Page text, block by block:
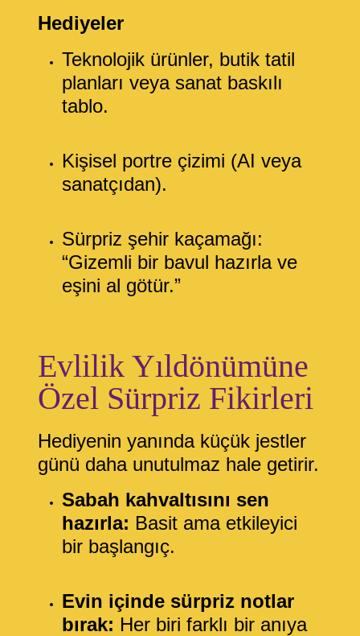
Hediyeler
Teknolojik ürünler, butik tatil
planları veya sanat baskılı
tablo.
Kişisel portre çizimi (AI veya
sanatçıdan).
Sürpriz şehir kaçamağı:
“Gizemli bir bavul hazırla ve
eşini al götür.”
Evlilik Yıldönümüne
Özel Sürpriz Fikirleri
Hediyenin yanında küçük jestler
günü daha unutulmaz hale getirir.
Sabah kahvaltısını sen
hazırla: Basit ama etkileyici
bir başlangıç.
Evin içinde sürpriz notlar
bırak: Her biri farklı bir anıya